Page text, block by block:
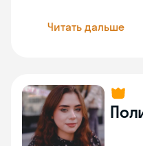
Читать дальше